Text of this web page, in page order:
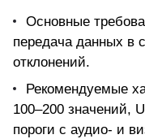
Основные
передача данных в
отклонений.
Рекомендуемые
100–200 значений,
пороги с аудио- и